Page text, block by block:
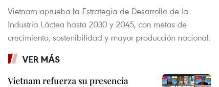
Vietnam aprueba la Estrategia de Desarrollo de la
Industria Láctea hasta 2030 y 2045, con metas de
crecimiento, sostenibilidad y mayor producción nacional.
VER MÁS
Vietnam refuerza su presencia